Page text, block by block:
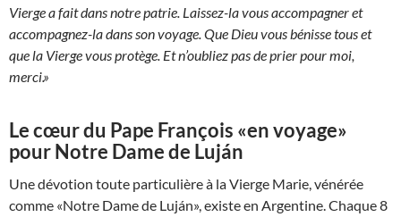
Vierge a fait dans notre patrie. Laissez-la vous accompagner et
accompagnez-la dans son voyage. Que Dieu vous bénisse tous et
que la Vierge vous protège. Et n’oubliez pas de prier pour moi,
merci.»
Le cœur du Pape François «en voyage»
pour Notre Dame de Luján
Une dévotion toute particulière à la Vierge Marie, vénérée
comme «Notre Dame de Luján», existe en Argentine. Chaque 8